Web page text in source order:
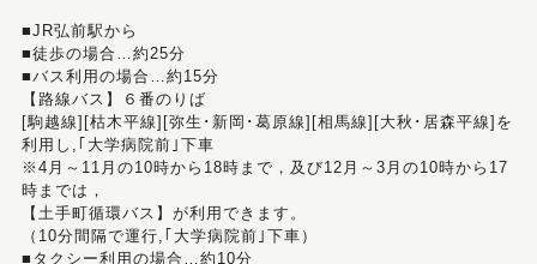
■JR弘前駅から
■徒歩の場合…約25分
■バス利用の場合…約15分
【路線バス】６番のりば
[駒越線][枯木平線][弥生･新岡･葛原線][相馬線][大秋･居森平線]を
利用し,｢大学病院前｣下車
※4月～11月の10時から18時まで，及び12月～3月の10時から17
時までは，
【土手町循環バス】が利用できます。
（10分間隔で運行,｢大学病院前｣下車）
■タクシー利用の場合…約10分